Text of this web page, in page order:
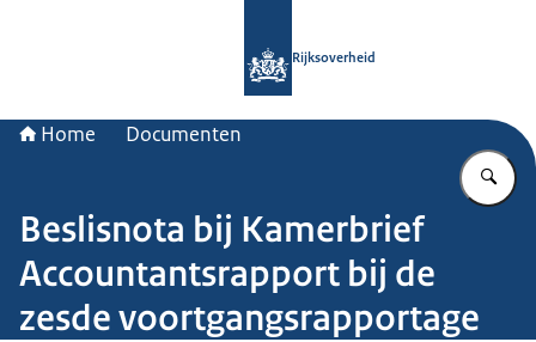
Rijksoverheid
Home Documenten
Beslisnota bij Kamerbrief
Accountantsrapport bij de
zesde voortgangsrapportage